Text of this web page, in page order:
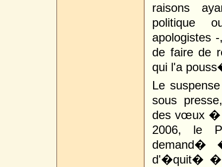
raisons
politique
apologistes
de faire de
qui l'a
Le
sous
des vœux �
2006, le
demand�
d'�quit� �